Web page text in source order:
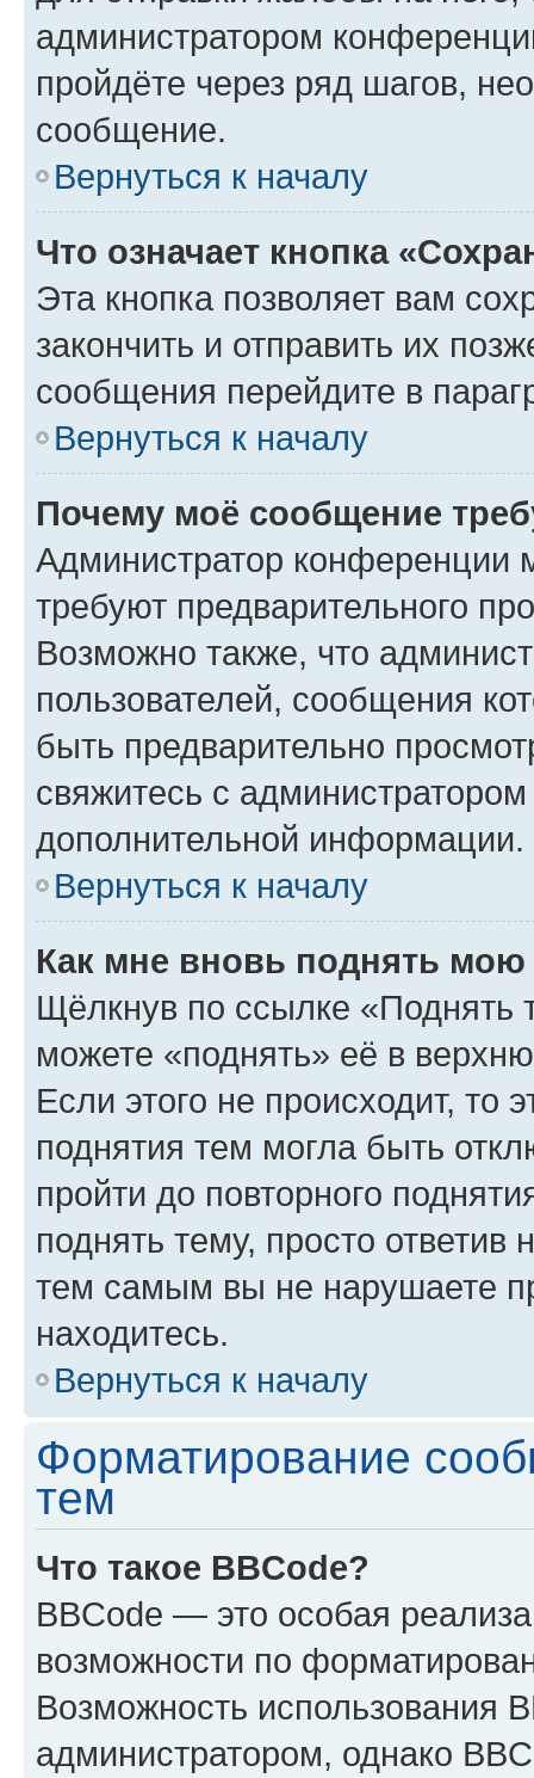
администратором
пройдёте через ряд шагов,
сообщение.
Вернуться к началу
Что означает кнопка
Эта кнопка позволяет вам
закончить и отправить их
сообщения перейдите в
Вернуться к началу
Почему моё сообщение
Администратор конференции
требуют предварительного
Возможно также, что
пользователей, сообщения
быть предварительно
свяжитесь с
дополнительной информации.
Вернуться к началу
Как мне вновь поднять мою
Щёлкнув по ссылке «Поднять
можете «поднять» её в
Если этого не происходит, то
поднятия тем могла быть
пройти до повторного
поднять тему, просто ответив
тем самым вы не нарушаете
находитесь.
Вернуться к началу
Форматирование
тем
Что такое BBCode?
BBCode — это особая
возможности по
Возможность использования
администратором, однако